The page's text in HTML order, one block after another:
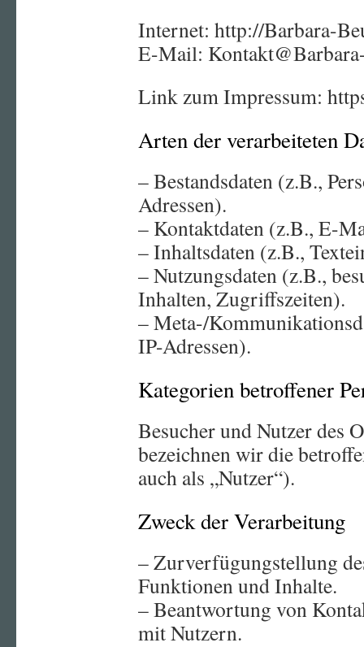
Internet: http://Barbara-
E-Mail:
Link zum Impressum:
Arten der verarbeiteten
– Bestandsdaten (z.B.,
Adressen).
– Kontaktdaten (z.B., E-
– Inhaltsdaten (z.B.,
– Nutzungsdaten (z.B.,
Inhalten, Zugriffszeiten).
– Meta-/
IP-Adressen).
Kategorien betroffener
Besucher und Nutzer des
bezeichnen wir die
auch als „Nutzer“).
Zweck der Verarbeitung
– Zurverfügungstellung
Funktionen und Inhalte.
– Beantwortung von
mit Nutzern.